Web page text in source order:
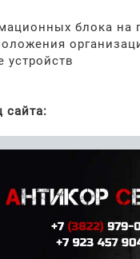
блока на
устройств
сайта: